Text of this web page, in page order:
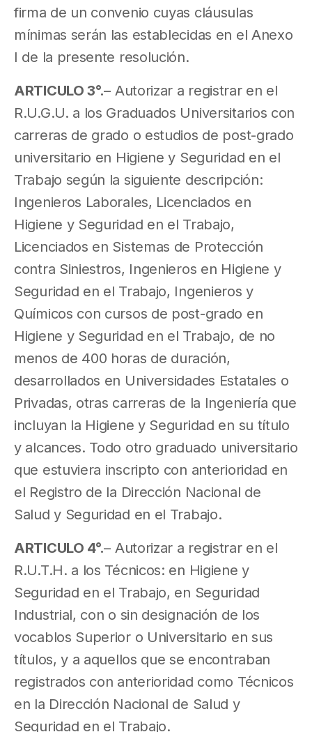
firma de un convenio cuyas cláusulas
mínimas serán las establecidas en el Anexo
I de la presente resolución.
ARTICULO 3°.– Autorizar a registrar en el
R.U.G.U. a los Graduados Universitarios con
carreras de grado o estudios de post-grado
universitario en Higiene y Seguridad en el
Trabajo según la siguiente descripción:
Ingenieros Laborales, Licenciados en
Higiene y Seguridad en el Trabajo,
Licenciados en Sistemas de Protección
contra Siniestros, Ingenieros en Higiene y
Seguridad en el Trabajo, Ingenieros y
Químicos con cursos de post-grado en
Higiene y Seguridad en el Trabajo, de no
menos de 400 horas de duración,
desarrollados en Universidades Estatales o
Privadas, otras carreras de la Ingeniería que
incluyan la Higiene y Seguridad en su título
y alcances. Todo otro graduado universitario
que estuviera inscripto con anterioridad en
el Registro de la Dirección Nacional de
Salud y Seguridad en el Trabajo.
ARTICULO 4°.– Autorizar a registrar en el
R.U.T.H. a los Técnicos: en Higiene y
Seguridad en el Trabajo, en Seguridad
Industrial, con o sin designación de los
vocablos Superior o Universitario en sus
títulos, y a aquellos que se encontraban
registrados con anterioridad como Técnicos
en la Dirección Nacional de Salud y
Seguridad en el Trabajo.